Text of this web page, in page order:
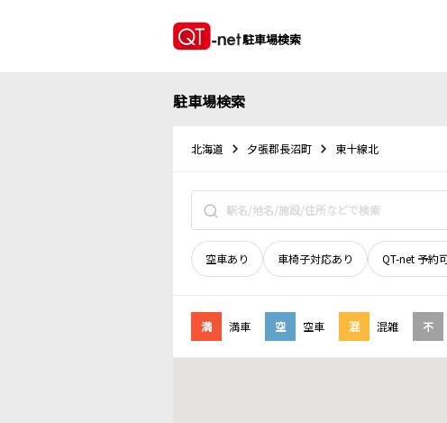
駐車場検索
駐車場検索
北海道 夕張郡長沼町 東十線北
空車あり 車椅子対応あり QT-net 予約
満 満車 空 空車 混 混雑 不